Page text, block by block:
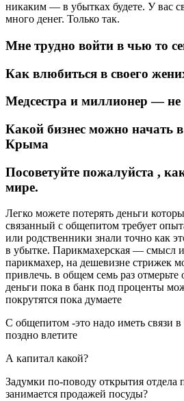
никаким — в убытках будете. У вас
много денег. Только так.
Мне трудно войти в чью то
Как влюбиться в своего
Медсестра и миллионер — не
Какой бизнес можно начать
Крыма
Посоветуйте пожалуйста ,
мире.
Легко можете потерять деньги
связанный с общепитом требует
или родственники знали точно как
в убытке. Парикмахерская — смысл
парикмахер, на дешевизне стрижек
привлечь. в общем семь раз отмерьте
деньги пока в банк под проценты
покрутятся пока думаете
С общепитом -это надо иметь связи
поздно влетите
А капитал какой?
Задумки по-поводу открытия отдела
занимается продажей посуды?